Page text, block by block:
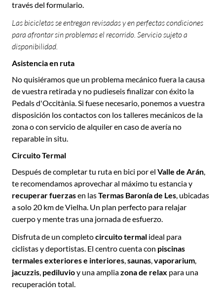
través del formulario.
Las bicicletas se entregan revisadas y en perfectas condiciones
para afrontar sin problemas el recorrido. Servicio sujeto a
disponibilidad.
Asistencia en ruta
No quisiéramos que un problema mecánico fuera la causa
de vuestra retirada y no pudieseis finalizar con éxito la
Pedals d'Occitània. Si fuese necesario, ponemos a vuestra
disposición los contactos con los talleres mecánicos de la
zona o con servicio de alquiler en caso de avería no
reparable in situ.
Circuito Termal
Después de completar tu ruta en bici por el Valle de Arán
te recomendamos aprovechar al máximo tu estancia y
recuperar fuerzasen lasTermas Baronía de Les , ubicadas
a solo 20 km de Vielha. Un plan perfecto para relajar
cuerpo y mente tras una jornada de esfuerzo.
Disfruta de un completocircuito termal ideal para
ciclistas y deportistas. El centro cuenta con piscinas
termales exteriores e interiores saunas vaporarium
jacuzzis pediluvioy una ampliazona de relax para una
recuperación total.